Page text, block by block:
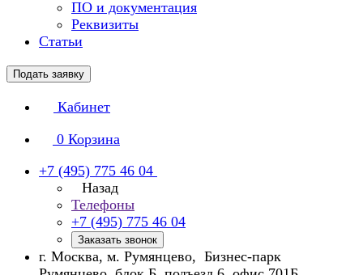
ПО и документация
Реквизиты
Статьи
Подать заявку
Кабинет
0 Корзина
+7 (495) 775 46 04
Назад
Телефоны
+7 (495) 775 46 04
Заказать звонок
г. Москва, м. Румянцево, Бизнес-парк